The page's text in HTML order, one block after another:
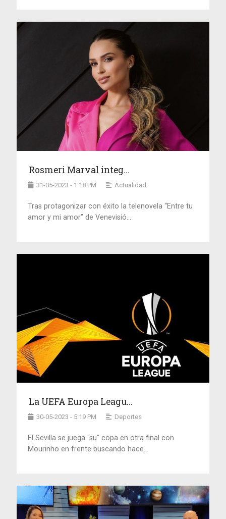
Rosmeri Marval integ...
31-05-2023 - 1:18 PM Actualidad
Tras protagonizar con éxito la telenovela “Entre tu
amor y mi amor” de Venevisió...
La UEFA Europa Leagu...
30-05-2023 - 5:19 PM Deportes
El Sevilla se juega "su" copa en otra final con
Mourinho en frente buscando hace...